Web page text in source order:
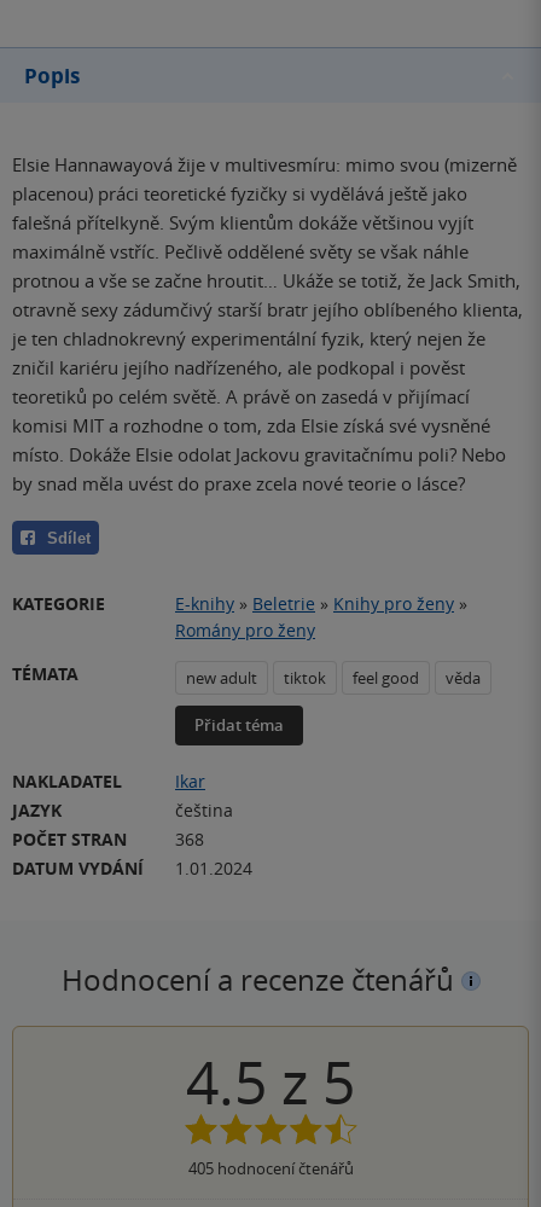
Popis
Elsie Hannawayová žije v multivesmíru: mimo svou (mizerně
placenou) práci teoretické fyzičky si vydělává ještě jako
falešná přítelkyně. Svým klientům dokáže většinou vyjít
maximálně vstříc. Pečlivě oddělené světy se však náhle
protnou a vše se začne hroutit… Ukáže se totiž, že Jack Smith,
otravně sexy zádumčivý starší bratr jejího oblíbeného klienta,
je ten chladnokrevný experimentální fyzik, který nejen že
zničil kariéru jejího nadřízeného, ale podkopal i pověst
teoretiků po celém světě. A právě on zasedá v přijímací
komisi MIT a rozhodne o tom, zda Elsie získá své vysněné
místo. Dokáže Elsie odolat Jackovu gravitačnímu poli? Nebo
by snad měla uvést do praxe zcela nové teorie o lásce?
Sdílet
KATEGORIE E-knihy » Beletrie » Knihy pro ženy »
Romány pro ženy
TÉMATA
new adult tiktok feel good věda
Přidat téma
NAKLADATEL
Ikar
JAZYK
čeština
POČET STRAN
368
DATUM VYDÁNÍ
1.01.2024
Hodnocení a recenze čtenářů
4.5 z 5
405hodnocení čtenářů